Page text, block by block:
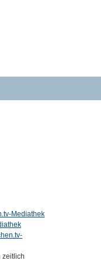
Mediathek
zeitlich